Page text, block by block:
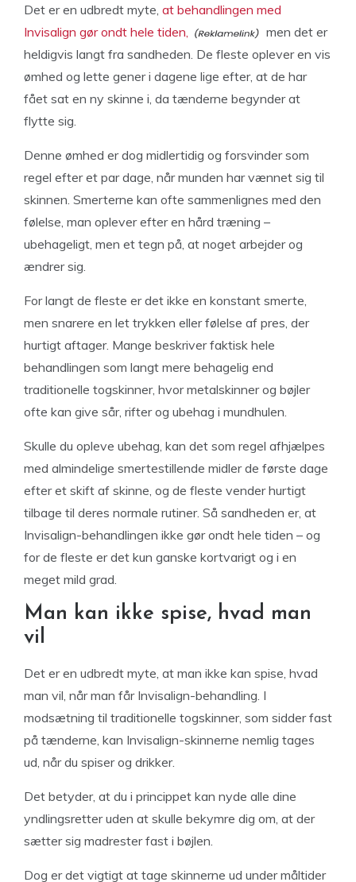
Det er en udbredt myte, at behandlingen med
Invisalign gør ondt hele tiden,
men det er
heldigvis langt fra sandheden. De fleste oplever en vis
ømhed og lette gener i dagene lige efter, at de har
fået sat en ny skinne i, da tænderne begynder at
flytte sig.
Denne ømhed er dog midlertidig og forsvinder som
regel efter et par dage, når munden har vænnet sig til
skinnen. Smerterne kan ofte sammenlignes med den
følelse, man oplever efter en hård træning –
ubehageligt, men et tegn på, at noget arbejder og
ændrer sig.
For langt de fleste er det ikke en konstant smerte,
men snarere en let trykken eller følelse af pres, der
hurtigt aftager. Mange beskriver faktisk hele
behandlingen som langt mere behagelig end
traditionelle togskinner, hvor metalskinner og bøjler
ofte kan give sår, rifter og ubehag i mundhulen.
Skulle du opleve ubehag, kan det som regel afhjælpes
med almindelige smertestillende midler de første dage
efter et skift af skinne, og de fleste vender hurtigt
tilbage til deres normale rutiner. Så sandheden er, at
Invisalign-behandlingen ikke gør ondt hele tiden – og
for de fleste er det kun ganske kortvarigt og i en
meget mild grad.
Man kan ikke spise, hvad man
vil
Det er en udbredt myte, at man ikke kan spise, hvad
man vil, når man får Invisalign-behandling. I
modsætning til traditionelle togskinner, som sidder fast
på tænderne, kan Invisalign-skinnerne nemlig tages
ud, når du spiser og drikker.
Det betyder, at du i princippet kan nyde alle dine
yndlingsretter uden at skulle bekymre dig om, at der
sætter sig madrester fast i bøjlen.
Dog er det vigtigt at tage skinnerne ud under måltider